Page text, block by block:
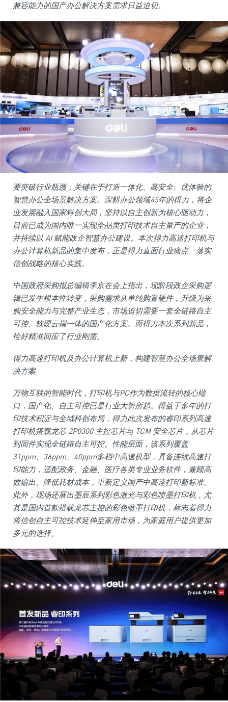
兼容能力的国产办公解决方案需求日益迫切。
要突破行业瓶颈，关键在于打造一体化、高安全、优体验的
智慧办公全场景解决方案。深耕办公领域45年的得力，将企
业发展融入国家科创大局，坚持以自主创新为核心驱动力，
目前已成为国内唯一实现全品类打印技术自主量产的企业，
并持续以 AI 赋能政企智慧办公建设。本次得力高速打印机与
办公计算机新品的集中发布，正是得力直面行业痛点、落实
信创战略的核心实践。
中国政府采购报总编辑李京在会上指出，现阶段政企采购逻
辑已发生根本性转变，采购需求从单纯购置硬件，升级为采
购安全能力与完整产业生态，市场迫切需要一套全链路自主
可控、软硬云端一体的国产化方案。而得力本次系列新品，
恰好精准回应了行业刚需。
得力高速打印机及办公计算机上新，构建智慧办公全场景解
决方案
万物互联的智能时代，打印机与PC作为数据流转的核心端
口，国产化、自主可控已是行业大势所趋。得益于多年的打
印技术积淀与全域科创布局，得力此次发布的睿印系列高速
打印机搭载龙芯 2P0300 主控芯片与 TCM 安全芯片，从芯片
到固件实现全链路自主可控。性能层面，该系列覆盖
31ppm、36ppm、40ppm多档中高速机型，具备连续高速打
印能力，适配政务、金融、医疗各类专业业务软件，兼顾高
效输出、降低耗材成本，重新定义国产中高速打印新标准。
此外，现场还展出墨辰系列彩色激光与彩色喷墨打印机，尤
其是国内首款搭载龙芯主控的彩色喷墨打印机，标志着得力
将信创自主可控技术延伸至家用市场，为家庭用户提供更加
多元的选择。